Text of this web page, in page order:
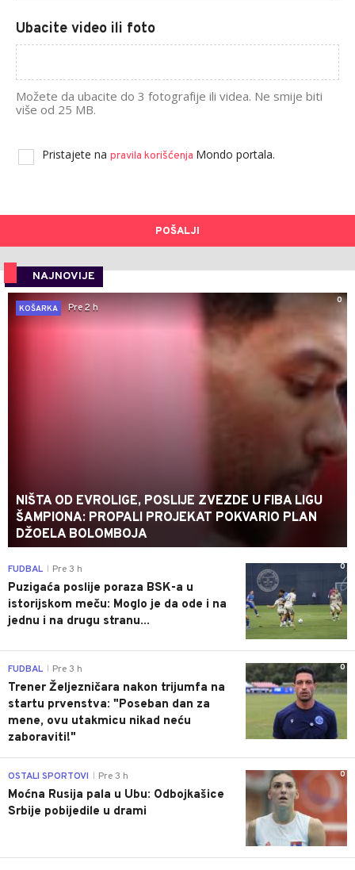
Ubacite video ili foto
Možete da ubacite do 3 fotografije ili videa. Ne smije biti
više od 25 MB.
Pristajete na pravila korišćenja Mondo portala.
POŠALJI
NAJNOVIJE
0
KOŠARKA
Pre 2 h
NIŠTA OD EVROLIGE, POSLIJE ZVEZDE U FIBA LIGU
ŠAMPIONA: PROPALI PROJEKAT POKVARIO PLAN
DŽOELA BOLOMBOJA
0
FUDBAL Pre 3 h
Puzigaća poslije poraza BSK-a u
istorijskom meču: Moglo je da ode i na
jednu i na drugu stranu...
0
FUDBAL Pre 3 h
Trener Željezničara nakon trijumfa na
startu prvenstva: "Poseban dan za
mene, ovu utakmicu nikad neću
zaboraviti!"
0
OSTALI SPORTOVI Pre 3 h
Moćna Rusija pala u Ubu: Odbojkašice
Srbije pobijedile u drami